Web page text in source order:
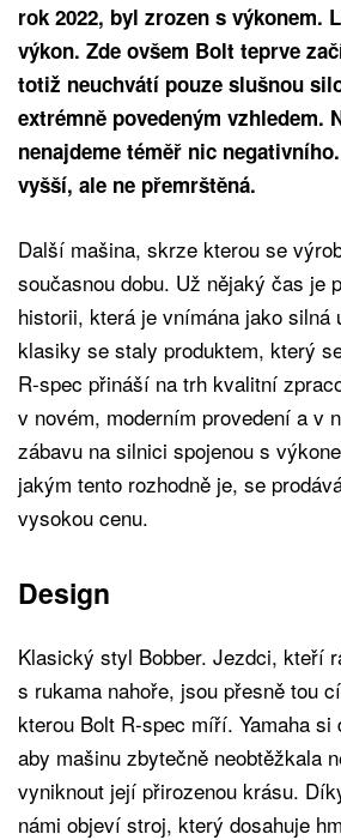
rok 2022, byl zrozen s výkonem.
výkon. Zde ovšem Bolt teprve
totiž neuchvátí pouze slušnou
extrémně povedeným vzhledem.
nenajdeme téměř nic
vyšší, ale ne přemrštěná.
Další mašina, skrze kterou se
současnou dobu. Už nějaký čas je
historii, která je vnímána jako silná
klasiky se staly produktem, který
R-spec přináší na trh kvalitní
v novém, moderním provedení a v
zábavu na silnici spojenou s
jakým tento rozhodně je, se
vysokou cenu.
Design
Klasický styl Bobber. Jezdci, kteří
s rukama nahoře, jsou přesně tou
kterou Bolt R-spec míří. Yamaha si
aby mašinu zbytečně neobtěžkala
vyniknout její přirozenou krásu.
námi objeví stroj, který dosahuje